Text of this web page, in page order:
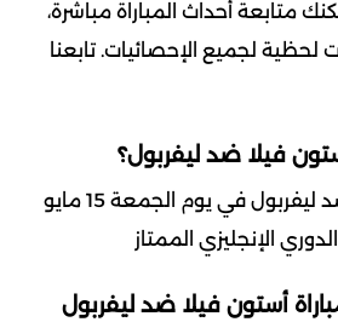
متابعة أحداث المباراة مباشرة،
لحظية لجميع الإحصائيات. تابعنا
فيلا ضد ليفربول؟
مباراة أستون فيلا ضد ليفربول في يوم الجمعة 15 مايو
أستون فيلا ضد ليفربول